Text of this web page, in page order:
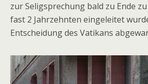
zur Seligsprechung bald zu Ende
fast 2 Jahrzehnten eingeleitet
Entscheidung des Vatikans